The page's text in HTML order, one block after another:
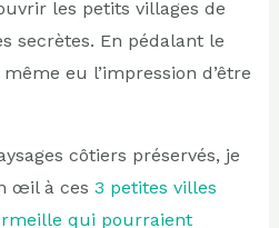
les petits villages de
secrètes. En pédalant le
eu l’impression d’être
côtiers préservés, je
œil à ces 3 petites villes
qui pourraient